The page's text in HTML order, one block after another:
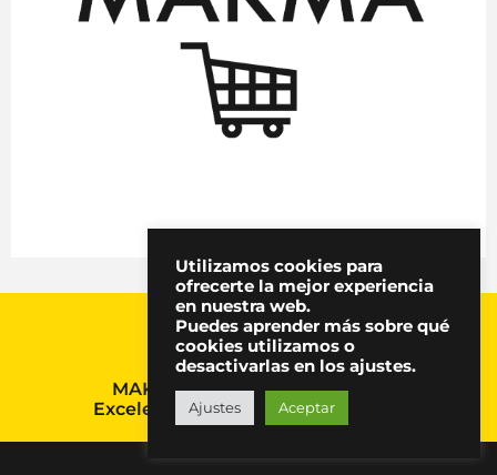
MAKMA, Premio Nacional a la
Excelencia en Comunicación 2024
Utilizamos cookies para
ofrecerte la mejor experiencia
en nuestra web.
Puedes aprender más sobre qué
cookies utilizamos o
desactivarlas en los ajustes.
Ajustes Aceptar